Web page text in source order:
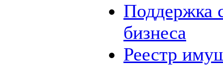
Поддержка
бизнеса
Реестр